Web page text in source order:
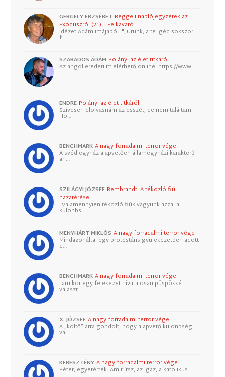
GERGELY ERZSÉBET Reggeli naplójegyzetek az
Exoduszról (21) – Felkavaró
Idézet Ádám imájából: "„Urunk, a te igéd sokszor
f…
SZABADOS ÁDÁM Polányi az élet titkáról
Az angol eredeti itt elérhető online: https://www.…
ENDRE Polányi az élet titkáról
Szívesen elolvasnám az esszét, de nem találtam.
Ho…
BENCHMARK A nagy forradalmi terror vége
A svéd egyház alapvetően államegyházi karakterű
an…
SZILÁGYI JÓZSEF Rembrandt: A tékozló fiú
hazatérése
"Valamennyien tékozló fiúk vagyunk azzal a
különbs…
MENYHÁRT MIKLÓS A nagy forradalmi terror vége
Mindazonáltal egy protestáns gyülekezetben adott
d…
BENCHMARK A nagy forradalmi terror vége
"amikor egy felekezet hivatalosan püspökké
választ…
X. JÓZSEF A nagy forradalmi terror vége
A „költő” arra gondolt, hogy alapvető különbség
va…
KERESZTÉNY A nagy forradalmi terror vége
Péter, egyetértek. Amit írsz, az igaz, a katolikus…